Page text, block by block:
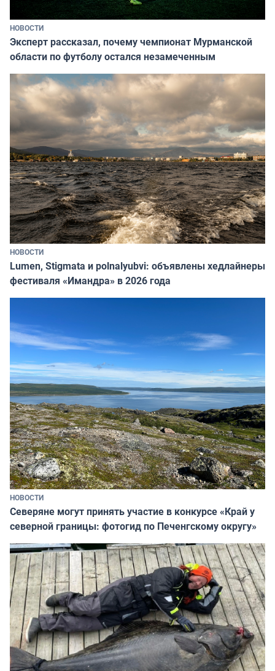
НОВОСТИ
Эксперт рассказал, почему чемпионат Мурманской
области по футболу остался незамеченным
НОВОСТИ
Lumen, Stigmata и polnalyubvi: объявлены хедлайнеры
фестиваля «Имандра» в 2026 года
НОВОСТИ
Северяне могут принять участие в конкурсе «Край у
северной границы: фотогид по Печенгскому округу»